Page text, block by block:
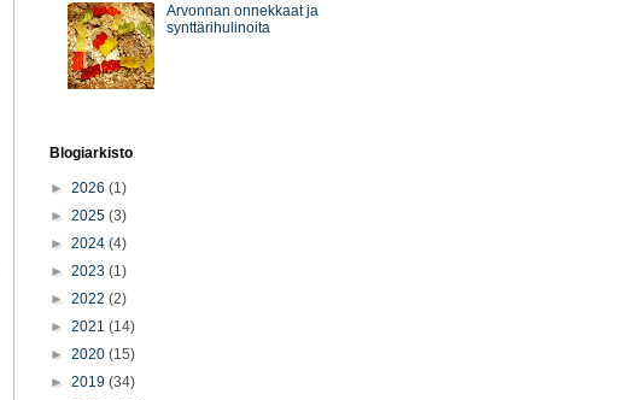
Arvonnan onnekkaat ja
synttärihulinoita
Blogiarkisto
► 2026 (1)
► 2025 (3)
► 2024 (4)
► 2023 (1)
► 2022 (2)
► 2021 (14)
► 2020 (15)
► 2019 (34)